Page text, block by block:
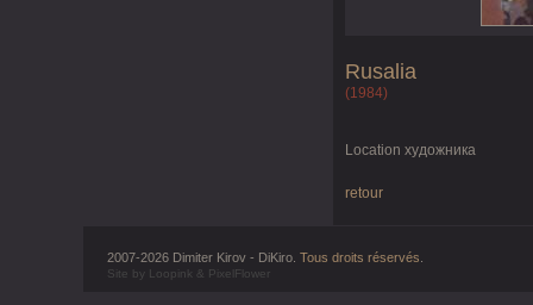
Rusalia
(1984)
Location художника
retour
2007-2026 Dimiter Kirov - DiKiro. Tous droits réservés
Site by Loopink & PixelFlower